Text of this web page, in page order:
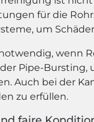
für die
um
wenn
Pipe-Bursting,
Auch bei der
zu erfüllen.